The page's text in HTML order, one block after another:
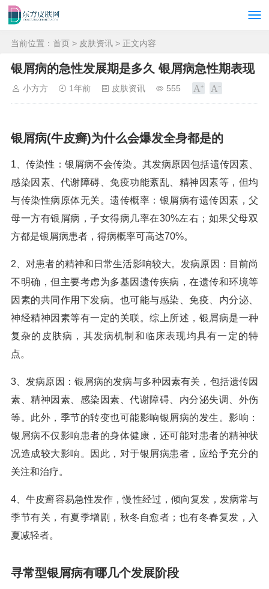
当前位置： 首页 > 皮肤资讯 > 正文内容
银屑病的急性发展期是多久 银屑病急性期表现
小方方 1年前 皮肤资讯 555
银屑病(牛皮癣)为什么会爆发全身都是的
1、传染性：银屑病不会传染。其发病原因包括遗传因素、
感染因素、代谢障碍、免疫功能紊乱、精神因素等，但均
与传染性病原体无关。遗传概率：银屑病有遗传因素，父
母一方有银屑病，子女得病几率在30%左右；如果父母双
方都是银屑病患者，得病概率可高达70%。
2、对患者的精神和日常生活影响较大。发病原因：目前尚
不明确，但主要考虑为多基因遗传疾病，在遗传和环境等
因素的共同作用下发病。也可能与感染、免疫、内分泌、
神经精神因素等有一定的关联。综上所述，银屑病是一种
复杂的皮肤病，其发病机制和临床表现均具有一定的特
点。
3、发病原因：银屑病的发病与多种因素有关，包括遗传因
素、精神因素、感染因素、代谢障碍、内分泌失调、外伤
等。此外，季节的转变也可能影响银屑病的发生。影响：
银屑病不仅影响患者的身体健康，还可能对患者的精神状
况造成较大影响。因此，对于银屑病患者，应给予充分的
关注和治疗。
4、牛皮癣容易急性发作，慢性经过，倾向复发，发病常与
季节有关，有夏季增剧，秋冬自愈者；也有冬春复发，入
夏减轻者。
寻常型银屑病有哪几个发展阶段